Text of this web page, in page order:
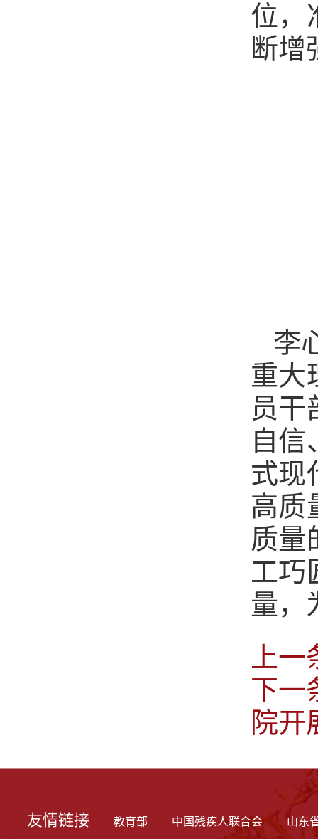
位，
断增
李
重大
员干
自信
式现
高质
质量
工巧
量，
上
下一
院开
友情链接 教育部 中国残疾人联合会 山东